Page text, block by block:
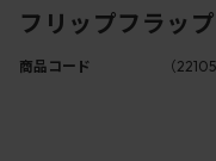
フリップフラッ
商品コード （